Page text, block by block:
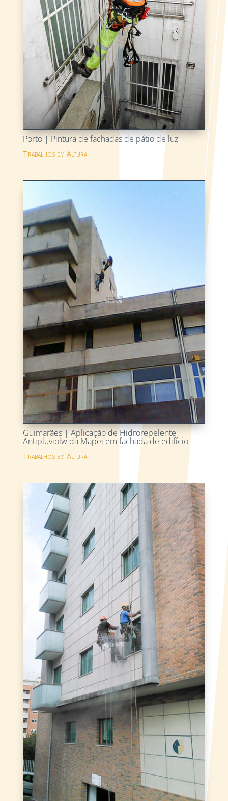
Porto | Pintura de fachadas de pátio de luz
Trabalhos em Altura
Guimarães | Aplicação de Hidrorepelente
Antipluviolw da Mapei em fachada de edifício
Trabalhos em Altura